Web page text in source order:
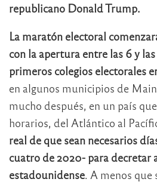
republicano Donald Trump.
La maratón electoral
con la apertura entre las 6 y
primeros colegios electorales
en algunos municipios de
mucho después, en un país
horarios, del Atlántico al
real de que sean necesarios
cuatro de 2020- para decretar
estadounidense. A menos que